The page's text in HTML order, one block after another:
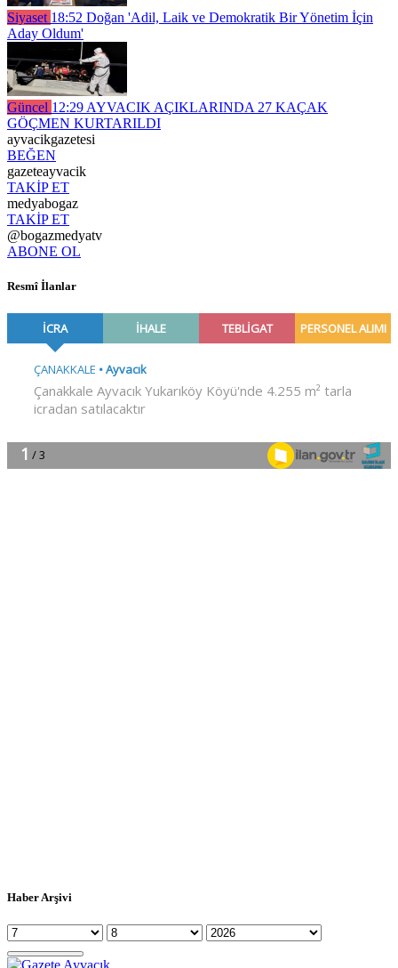
Siyaset 18:52 Doğan 'Adil, Laik ve Demokratik Bir Yönetim İçin
Aday Oldum'
Güncel 12:29 AYVACIK AÇIKLARINDA 27 KAÇAK
GÖÇMEN KURTARILDI
ayvacikgazetesi
BEĞEN
gazeteayvacik
TAKİP ET
medyabogaz
TAKİP ET
@bogazmedyatv
ABONE OL
Resmî İlanlar
Haber Arşivi